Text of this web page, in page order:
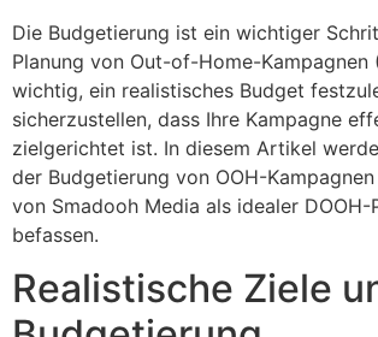
Die Budgetierung ist ein wichtiger
Planung von Out-of-Home-Kampagnen
wichtig, ein realistisches Budget
sicherzustellen, dass Ihre Kampagne
zielgerichtet ist. In diesem Artikel
der Budgetierung von OOH-
von Smadooh Media als idealer DOOH-
befassen.
Realistische Ziele